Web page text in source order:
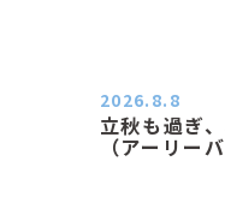
立秋も過ぎ
（アーリー
2026.8.8